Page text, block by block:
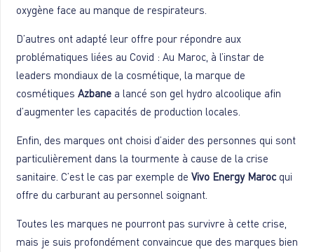
oxygène face au manque de respirateurs.
D’autres ont adapté leur offre pour répondre aux
problématiques liées au Covid : Au Maroc, à l’instar de
leaders mondiaux de la cosmétique, la marque de
cosmétiques Azbanea lancé son gel hydro alcoolique afin
d’augmenter les capacités de production locales.
Enfin, des marques ont choisi d’aider des personnes qui sont
particulièrement dans la tourmente à cause de la crise
sanitaire. C’est le cas par exemple de Vivo Energy Marocqui
offre du carburant au personnel soignant.
Toutes les marques ne pourront pas survivre à cette crise,
mais je suis profondément convaincue que des marques bien